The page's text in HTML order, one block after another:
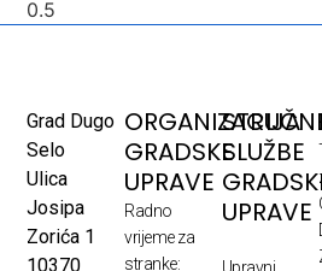
Grad Dugo
Selo
Ulica
Josipa
Zorića 1
10370
ORGANIZACIJA
GRADSKE
UPRAVE
Radno
vrijeme za
stranke:
SLUŽBE
UPRAVE
Upravni